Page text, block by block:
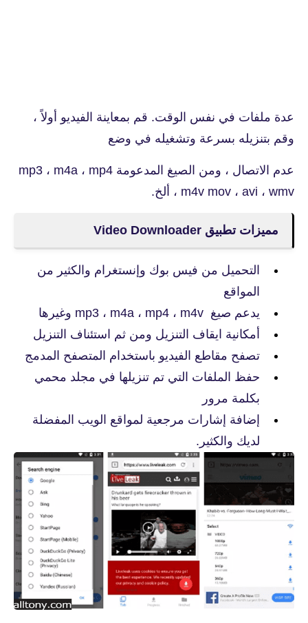
عدة ملفات في نفس الوقت. قم بمعاينة الفيديو أولاً ،
وقم بتنزيله بسرعة وتشغيله في وضع
عدم الاتصال ، ومن الصيغ المدعومة mp3 ، m4a ، mp4
، m4v mov ، avi ، wmv ألخ.
مميزات تطبيق Video Downloader
التحميل من فيس بوك وإنستغرام والكثير من
المواقع
يدعم صيغ mp3 ، m4a ، mp4 ، m4v وغيرها
أمكانية ايقاف التنزيل ومن ثم استئناف التنزيل
تصفح مقاطع الفيديو باستخدام المتصفح المدمج
حفظ الملفات التي تم تنزيلها في مجلد محمي
بكلمة مرور
إضافة إشارات مرجعية لمواقع الويب المفضلة
لديك والكثير.